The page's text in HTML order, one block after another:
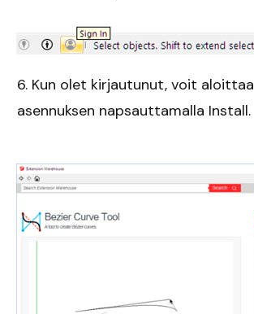
6. Kun olet kirjautunut, voit aloittaa
asennuksen napsauttamalla Install.